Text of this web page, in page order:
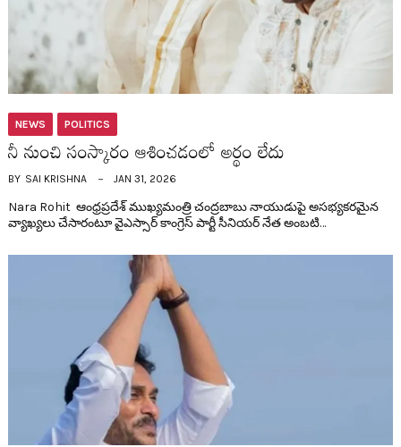
NEWS POLITICS
నీ నుంచి సంస్కారం ఆశించ‌డంలో అర్థం లేదు
BY SAI KRISHNA JAN 31, 2026
Nara Rohit ఆంధ్ర‌ప్ర‌దేశ్ ముఖ్య‌మంత్రి చంద్ర‌బాబు నాయుడుపై అస‌భ్య‌క‌ర‌మైన
వ్యాఖ్య‌లు చేసారంటూ వైఎస్సార్ కాంగ్రెస్ పార్టీ సీనియ‌ర్ నేత అంబ‌టి…